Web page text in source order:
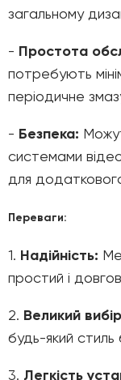
загальному
- Простота
потребують
періодичне
- Безпека:
системами
для
Переваги:
1. Надійність:
простий і
2. Великий
будь-який стиль
3. Легкість